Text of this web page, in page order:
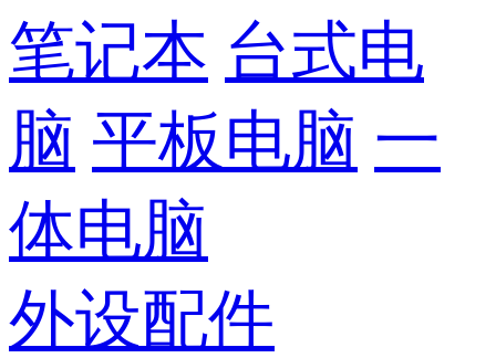
笔记本 台式电
脑 平板电脑 一
体电脑
外设配件